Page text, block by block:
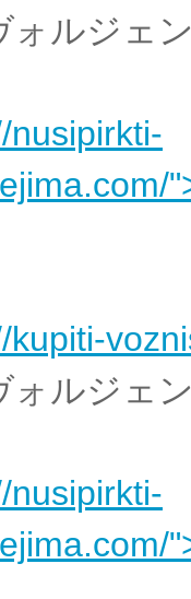
ォルジェ
nusipirkti-
kupiti-
ォルジェ
nusipirkti-